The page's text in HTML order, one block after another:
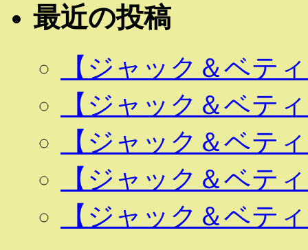
最近の投稿
【ジャック＆ベテ
【ジャック＆ベテ
【ジャック＆ベテ
【ジャック＆ベテ
【ジャック＆ベテ